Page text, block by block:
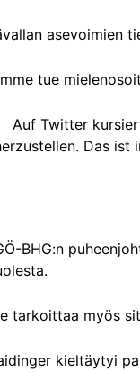
asevoimien
tue
Auf Twitter
Das ist
BHG:n
tarkoittaa myös
kieltäytyi